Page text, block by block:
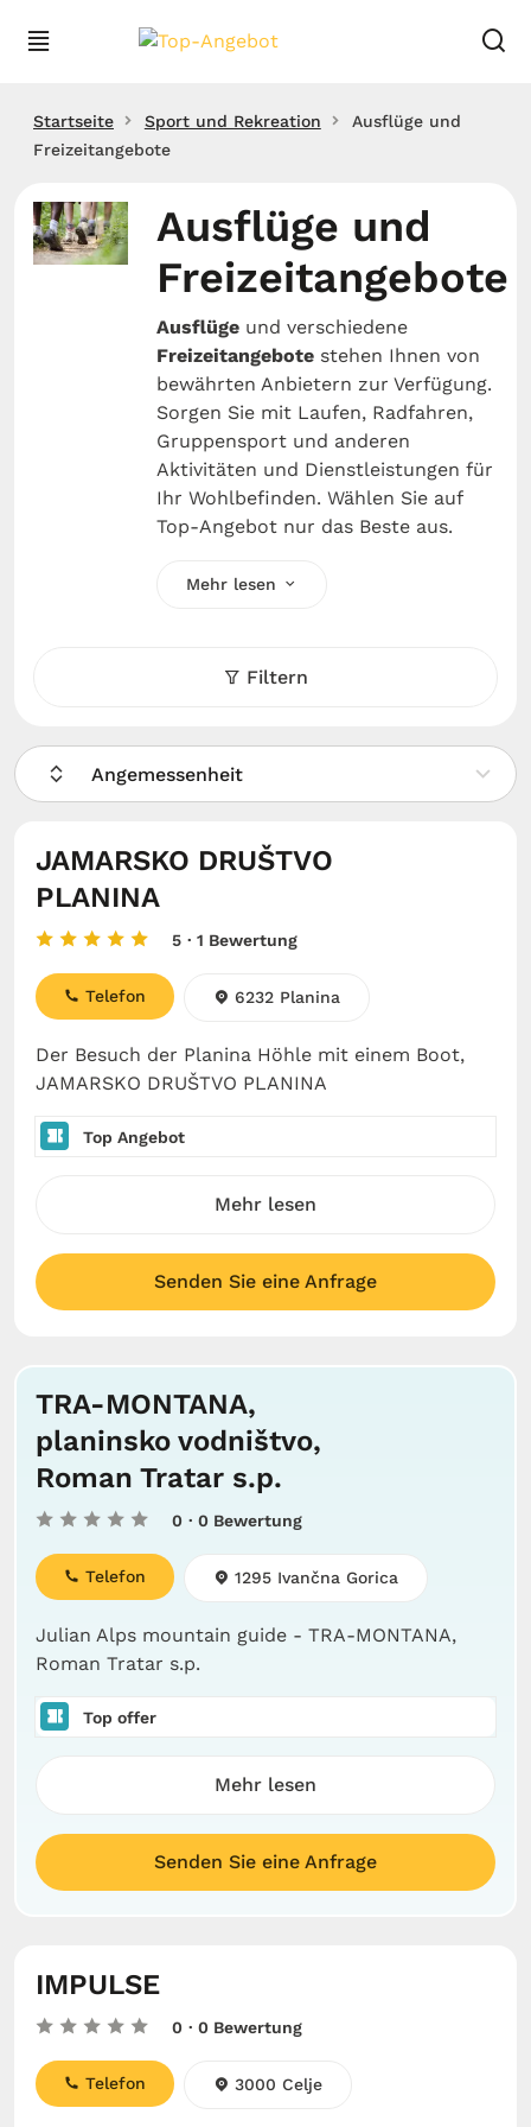
Startseite Sport und Rekreation
Ausflüge und
Freizeitangebote
Ausflüge und
Freizeitangebote
Ausflüge und verschiedene
Freizeitangebote stehen Ihnen von
bewährten Anbietern zur Verfügung.
Sorgen Sie mit Laufen, Radfahren,
Gruppensport und anderen
Aktivitäten und Dienstleistungen für
Ihr Wohlbefinden. Wählen Sie auf
Top-Angebot nur das Beste aus.
Mehr lesen
Filtern
Angemessenheit
JAMARSKO DRUŠTVO
PLANINA
5 · 1 Bewertung
Der Besuch der Planina Höhle mit einem Boot,
JAMARSKO DRUŠTVO PLANINA
Telefon 6232 Planina
Top Angebot
Mehr lesen
Senden Sie eine Anfrage
TRA-MONTANA,
planinsko vodništvo,
Roman Tratar s.p.
0 · 0 Bewertung
Julian Alps mountain guide - TRA-MONTANA,
Roman Tratar s.p.
Telefon 1295 Ivančna Gorica
Top offer
Mehr lesen
Senden Sie eine Anfrage
IMPULSE
0 · 0 Bewertung
Telefon 3000 Celje